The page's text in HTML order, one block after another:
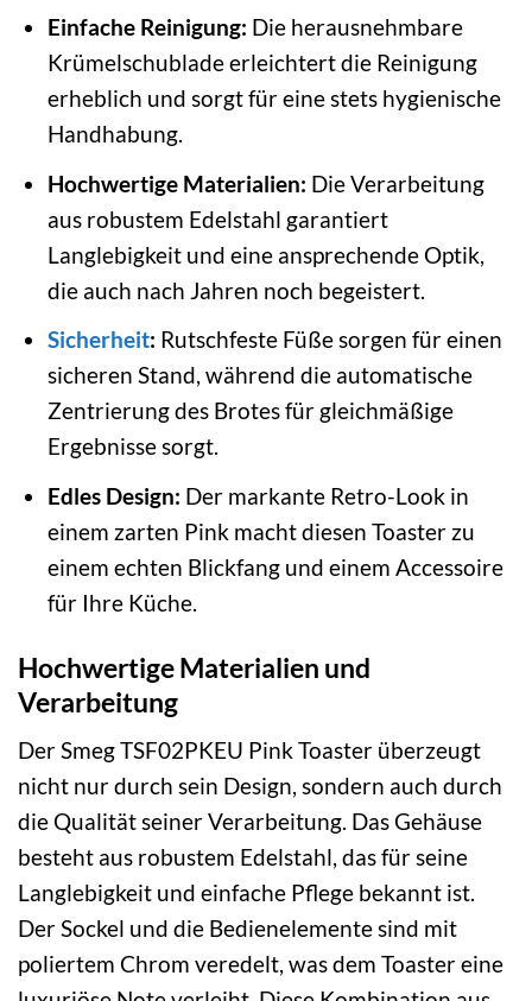
Einfache Reinigung: Die herausnehmbare
Krümelschublade erleichtert die Reinigung
erheblich und sorgt für eine stets hygienische
Handhabung.
Hochwertige Materialien: Die Verarbeitung
aus robustem Edelstahl garantiert
Langlebigkeit und eine ansprechende Optik,
die auch nach Jahren noch begeistert.
Sicherheit: Rutschfeste Füße sorgen für einen
sicheren Stand, während die automatische
Zentrierung des Brotes für gleichmäßige
Ergebnisse sorgt.
Edles Design: Der markante Retro-Look in
einem zarten Pink macht diesen Toaster zu
einem echten Blickfang und einem Accessoire
für Ihre Küche.
Hochwertige Materialien und
Verarbeitung
Der Smeg TSF02PKEU Pink Toaster überzeugt
nicht nur durch sein Design, sondern auch durch
die Qualität seiner Verarbeitung. Das Gehäuse
besteht aus robustem Edelstahl, das für seine
Langlebigkeit und einfache Pflege bekannt ist.
Der Sockel und die Bedienelemente sind mit
poliertem Chrom veredelt, was dem Toaster eine